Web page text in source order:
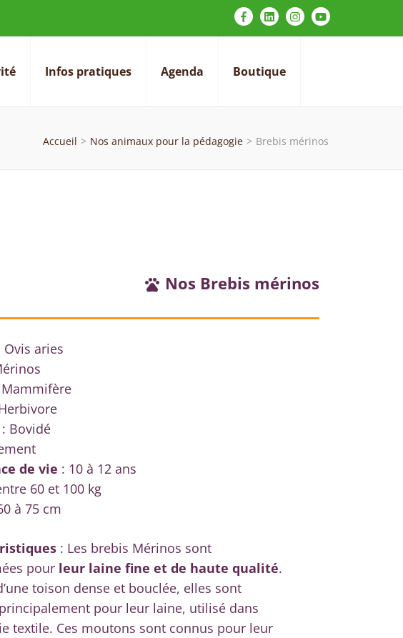
Infos pratiques Agenda Boutique
Accueil > Nos animaux pour la pédagogie > Brebis mérinos
pets Nos Brebis mérinos
Ovis aries
: Bovidé
de vie : 10 à 12 ans
60 et 100 kg
à 75 cm
: Les brebis Mérinos sont
pour leur laine fine et de haute qualité.
toison dense et bouclée, elles sont
pour leur laine, utilisé dans
textile. Ces moutons sont connus pour leur